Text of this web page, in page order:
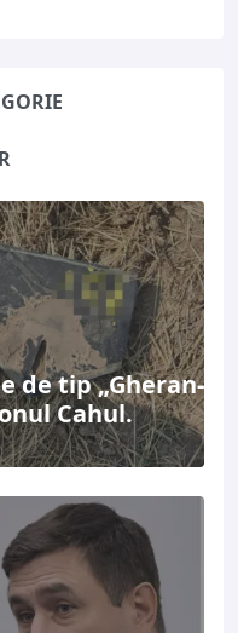
de tip „Gheran-
Cahul.